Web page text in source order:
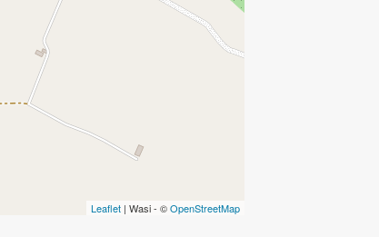
Leaflet | Wasi - ©OpenStreetMap